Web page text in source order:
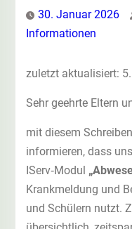
30. Januar 2026
Informationen
zuletzt aktualisiert:
Sehr geehrte Eltern
mit diesem
informieren, dass
IServ‑Modul
Krankmeldung und
und Schülern nutzt.